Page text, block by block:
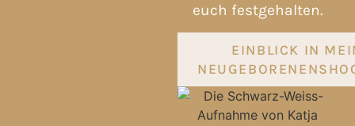
euch festgehalten.
EINBLICK IN